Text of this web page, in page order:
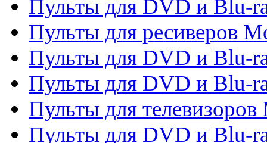
Пульты для DVD и Blu-
Пульты для ресиверов
Пульты для DVD и Blu-
Пульты для DVD и Blu-
Пульты для телевизоров
Пульты для DVD и Blu-